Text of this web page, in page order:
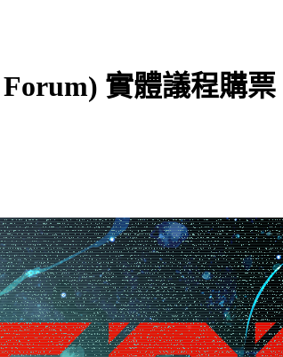
Forum) 實體議程購票